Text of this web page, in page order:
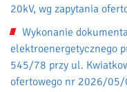
20kV, wg zapytania
Wykonanie
elektroenergetycznego
545/78 przy ul.
ofertowego nr 2026/05/